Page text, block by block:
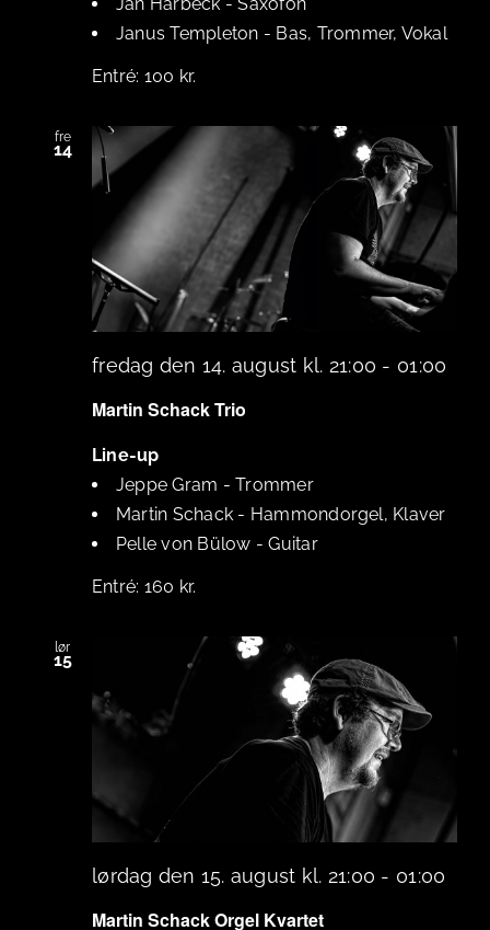
Janus Templeton - Bas, Trommer, Vokal
100 kr.
fre
14
fredag den 14. august kl. 21:00 - 01:00
Martin Schack Trio
Line-up
Jeppe Gram -Trommer
Martin Schack - Hammondorgel, Klaver
Pelle von Bülow -Guitar
160 kr.
lør
15
lørdag den 15. august kl. 21:00 - 01:00
Martin Schack Orgel Kvartet